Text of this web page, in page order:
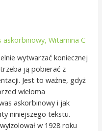
askorbinowy,Witamina C
wytwarzać koniecznej
ją pobierać z
Jest to ważne, gdyż
wieloma
askorbinowy i jak
niniejszego tekstu.
w 1928 roku